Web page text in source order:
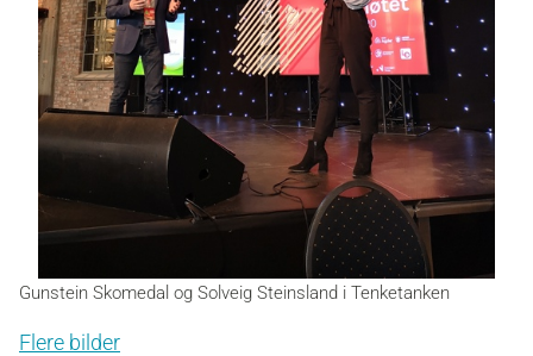
Gunstein Skomedal og Solveig Steinsland i Tenketanken
Flere bilder